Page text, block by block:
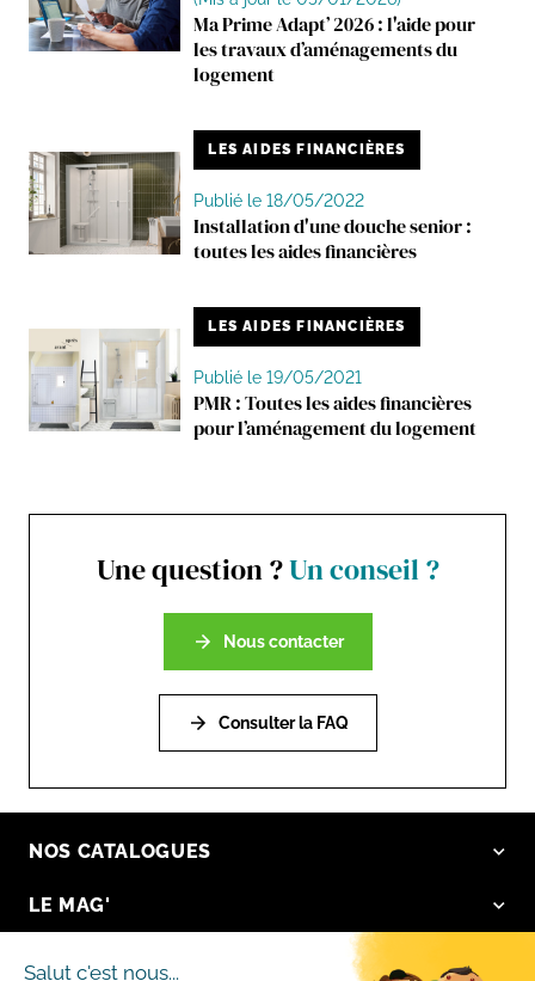
Salut c'est nous...
Ma Prime Adapt’ 2026 : l'aide pour
les travaux d’aménagements du
logement
LES AIDES FINANCIÈRES
Publié le 18/05/2022
Installation d'une douche senior :
toutes les aides financières
LES AIDES FINANCIÈRES
Publié le 19/05/2021
PMR : Toutes les aides financières
pour l’aménagement du logement
Une question ?Un conseil ?
Nous contacter
Consulter la FAQ
NOS CATALOGUES
LE MAG'